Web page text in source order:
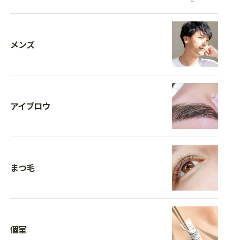
メンズ
アイブロウ
まつ毛
個室